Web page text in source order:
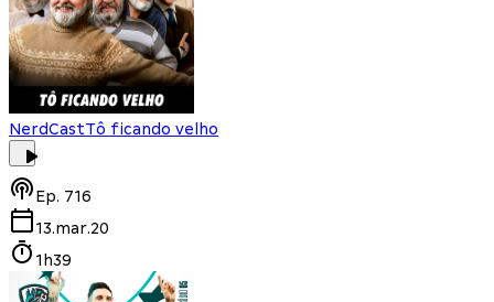
NerdCastTô ficando velho
Ep. 716
13.mar.20
1h39